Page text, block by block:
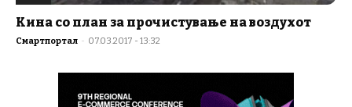
Кина со план за прочистување на воздухот
Смартпортал - 07.03.2017 - 13:32